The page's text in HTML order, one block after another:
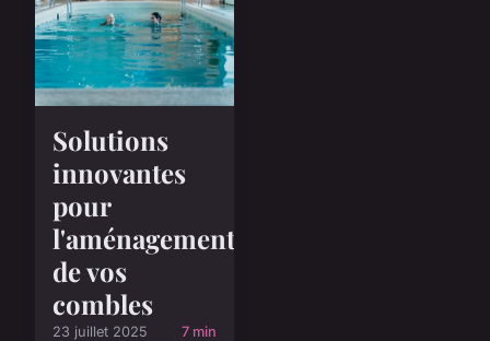
Solutions
innovantes
pour
l'aménagement
de vos
combles
23 juillet 2025 7 min